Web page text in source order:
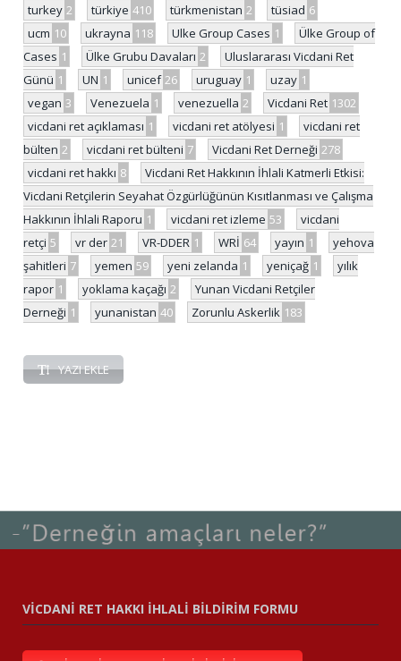
turkey 2 türkiye 410 türkmenistan 2 tüsiad 6
ucm 10 ukrayna 118 Ulke Group Cases 1
Ülke Group of
Cases 1 Ülke Grubu Davaları 2
Uluslararası Vicdani Ret
Günü 1 UN 1 unicef 26 uruguay 1 uzay 1
vegan 3 Venezuela 1 venezuella 2 Vicdani Ret 1302
vicdani ret açıklaması 1 vicdani ret atölyesi 1
vicdani ret
bülten 2 vicdani ret bülteni 7 Vicdani Ret Derneği 278
vicdani ret hakkı 8
Vicdani Ret Hakkının İhlali Katmerli Etkisi:
Vicdani Retçilerin Seyahat Özgürlüğünün Kısıtlanması ve Çalışma
Hakkının İhlali Raporu 1 vicdani ret izleme 53
vicdani
retçi 5 vr der 21 VR-DDER 1 WRİ 64 yayın 1
yehova
şahitleri 7 yemen 59 yeni zelanda 1 yeniçağ 1
yılık
rapor 1 yoklama kaçağı 2
Yunan Vicdani Retçiler
Derneği 1 yunanistan 40 Zorunlu Askerlik 183
YAZI EKLE
VİCDANİ RET HAKKI İHLALİ BİLDİRİM FORMU